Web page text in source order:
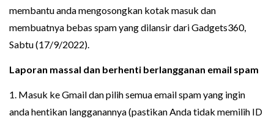
membantu anda mengosongkan kotak masuk dan
membuatnya bebas spam yang dilansir dari Gadgets360,
Sabtu (17/9/2022).
Laporan massal dan berhenti berlangganan email spam
1. Masuk ke Gmail dan pilih semua email spam yang ingin
anda hentikan langganannya (pastikan Anda tidak memilih ID